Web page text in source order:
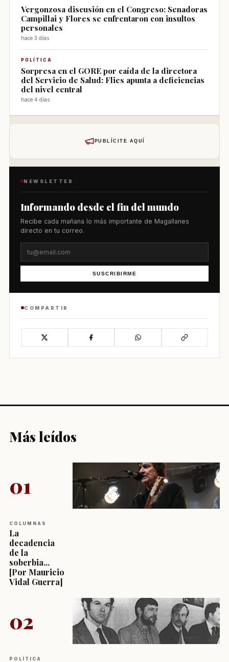
Vergonzosa discusión en el Congreso: Senadoras
Campillai y Flores se enfrentaron con insultos
personales
hace 3 días
POLÍTICA
Sorpresa en el GORE por caída de la directora
del Servicio de Salud: Flies apunta a deficiencias
del nivel central
hace 4 días
PUBLÍCITE AQUÍ
NEWSLETTER
Informando desde el fin del mundo
Recibe cada mañana lo más importante de Magallanes
directo en tu correo.
SUSCRIBIRME
COMPARTIR
Más leídos
01
COLUMNAS
La
decadencia
de la
soberbia...
[Por Mauricio
Vidal Guerra]
02
POLÍTICA